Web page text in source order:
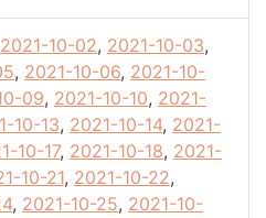
2021-10-02, 2021-10-03,
, 2021-10-06, 2021-10-
09, 2021-10-10, 2021-
10-13, 2021-10-14, 2021-
10-17, 2021-10-18, 2021-
10-21, 2021-10-22,
, 2021-10-25, 2021-10-